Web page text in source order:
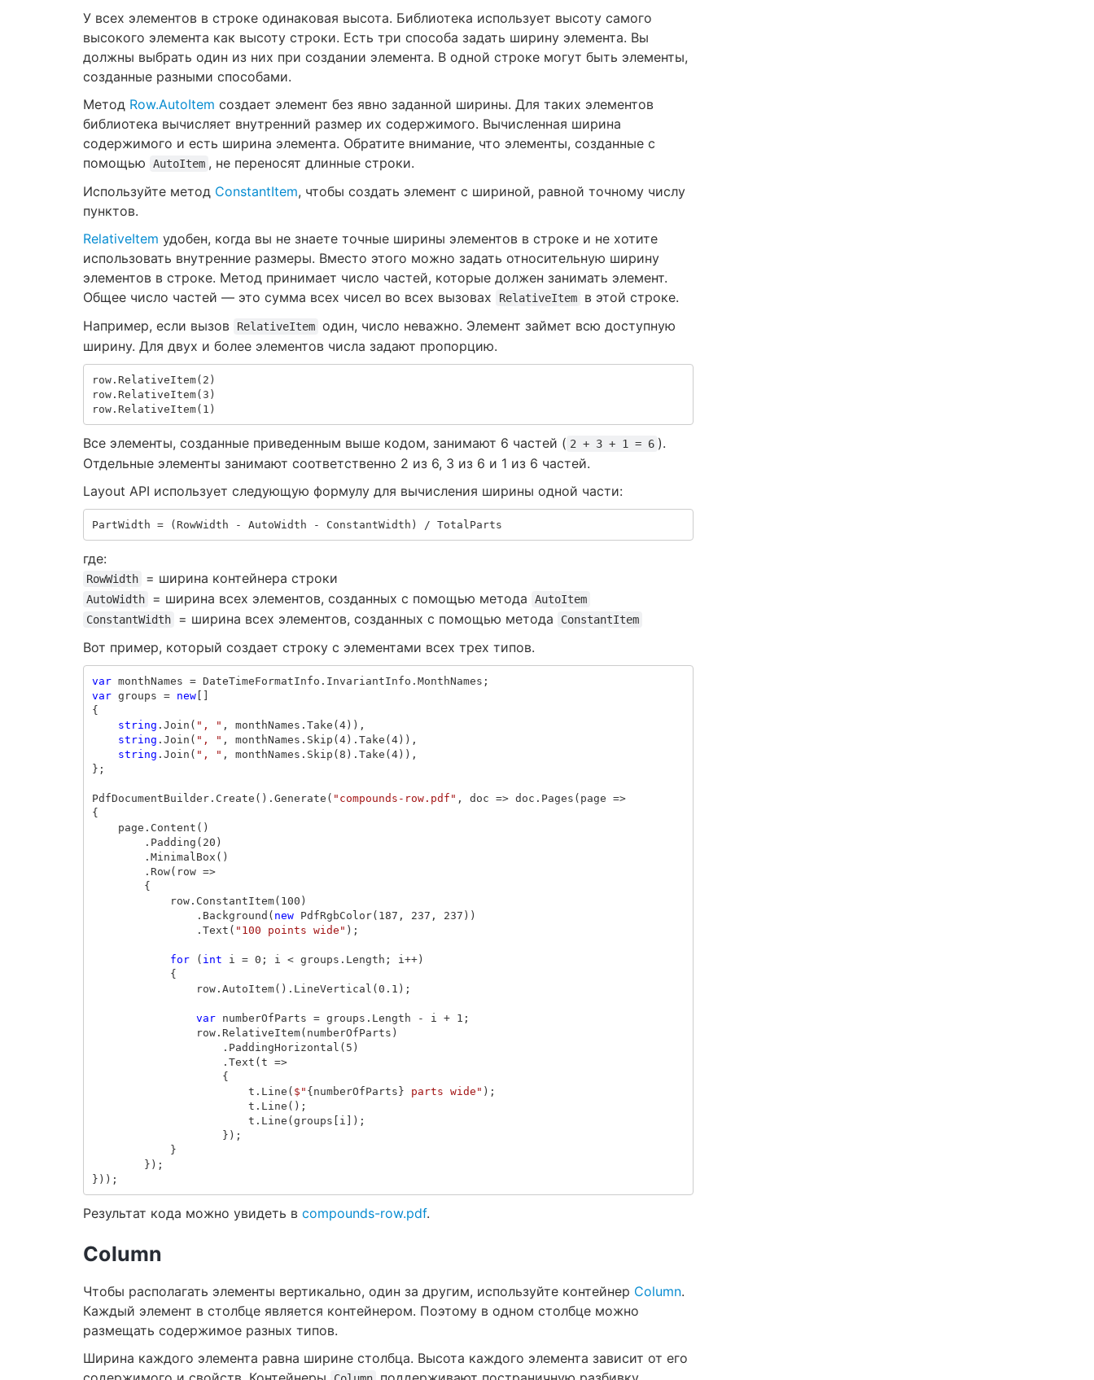
У всех элементов в строке одинаковая высота. Библиотека использует высоту самого
высокого элемента как высоту строки. Есть три способа задать ширину элемента. Вы
должны выбрать один из них при создании элемента. В одной строке могут быть элементы,
созданные разными способами.
Метод Row.AutoItem создает элемент без явно заданной ширины. Для таких элементов
библиотека вычисляет внутренний размер их содержимого. Вычисленная ширина
содержимого и есть ширина элемента. Обратите внимание, что элементы, созданные с
помощью
AutoItem , не переносят длинные строки.
Используйте метод ConstantItem, чтобы создать элемент с шириной, равной точному числу
пунктов.
RelativeItem удобен, когда вы не знаете точные ширины элементов в строке и не хотите
использовать внутренние размеры. Вместо этого можно задать относительную ширину
элементов в строке. Метод принимает число частей, которые должен занимать элемент.
Общее число частей — это сумма всех чисел во всех вызовах
RelativeItem
в этой строке.
Например, если вызов
RelativeItem один, число неважно. Элемент займет всю доступную
ширину. Для двух и более элементов числа задают пропорцию.
row. RelativeItem( 2 )
row. RelativeItem(3 )
row. RelativeItem( 1 )
Все элементы, созданные приведенным выше кодом, занимают 6 частей ( 2 + 3 + 1 = 6 ).
Отдельные элементы занимают соответственно 2 из 6, 3 из 6 и 1 из 6 частей.
Layout API использует следующую формулу для вычисления ширины одной части:
PartWidth = ( RowWidth - AutoWidth - ConstantWidth ) / TotalParts
где:
RowWidth = ширина контейнера строки
AutoWidth = ширина всех элементов, созданных с помощью метода
AutoItem
ConstantWidth
= ширина всех элементов, созданных с помощью метода ConstantItem
Вот пример, который создает строку с элементами всех трех типов.
var monthNames = DateTimeFormatInfo . InvariantInfo . MonthNames ;
var groups = new[]
{
string . Join ( ", " , monthNames . Take (4)),
string . Join ( ", " , monthNames . Skip (4). Take (4)),
string . Join ( ", " , monthNames . Skip (8 ). Take (4)),
};
PdfDocumentBuilder. Create (). Generate ( "compounds-row.pdf" , doc => doc . Pages ( page =>
{
page . Content ()
. Padding ( 20 )
. MinimalBox ()
. Row( row =>
{
row. ConstantItem( 100 )
. Background ( new PdfRgbColor( 187 , 237 , 237 ))
. Text ( "100 points wide" );
for ( int i = 0 ; i < groups . Length ; i ++)
{
row. AutoItem(). LineVertical (0.1 );
var numberOfParts = groups . Length - i + 1 ;
row. RelativeItem( numberOfParts )
. PaddingHorizontal ( 5 )
. Text (t =>
{
t . Line ( $" {numberOfParts} parts wide" );
t . Line ();
t . Line (groups [ i ]);
});
}
});
}));
Результат кода можно увидеть в compounds-row.pdf.
Column
Чтобы располагать элементы вертикально, один за другим, используйте контейнер Column.
Каждый элемент в столбце является контейнером. Поэтому в одном столбце можно
размещать содержимое разных типов.
Ширина каждого элемента равна ширине столбца. Высота каждого элемента зависит от его